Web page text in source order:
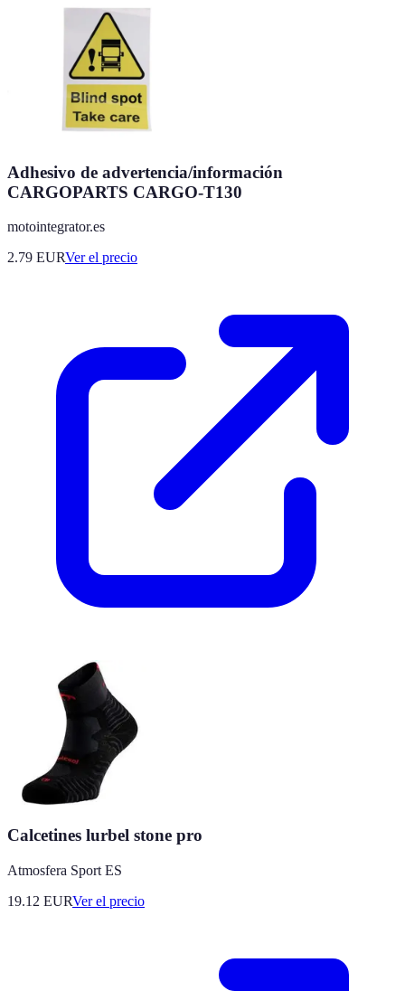
Adhesivo de advertencia/información
CARGOPARTS CARGO-T130
motointegrator.es
2.79 EURVer el precio
Calcetines lurbel stone pro
Atmosfera Sport ES
19.12 EURVer el precio